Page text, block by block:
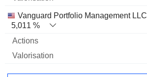
Vanguard Portfolio Management LLC
5,011 %